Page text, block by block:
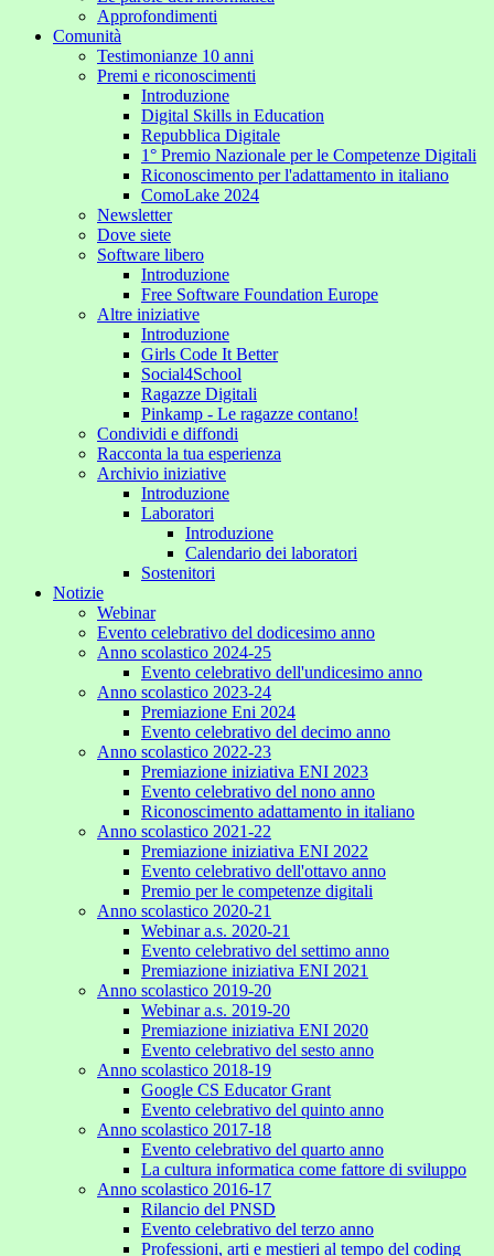
Approfondimenti
Comunità
Testimonianze 10 anni
Premi e riconoscimenti
Introduzione
Digital Skills in Education
Repubblica Digitale
1° Premio Nazionale per le Competenze Digitali
Riconoscimento per l'adattamento in italiano
ComoLake 2024
Newsletter
Dove siete
Software libero
Introduzione
Free Software Foundation Europe
Altre iniziative
Introduzione
Girls Code It Better
Social4School
Ragazze Digitali
Pinkamp - Le ragazze contano!
Condividi e diffondi
Racconta la tua esperienza
Archivio iniziative
Introduzione
Laboratori
Introduzione
Calendario dei laboratori
Sostenitori
Notizie
Webinar
Evento celebrativo del dodicesimo anno
Anno scolastico 2024-25
Evento celebrativo dell'undicesimo anno
Anno scolastico 2023-24
Premiazione Eni 2024
Evento celebrativo del decimo anno
Anno scolastico 2022-23
Premiazione iniziativa ENI 2023
Evento celebrativo del nono anno
Riconoscimento adattamento in italiano
Anno scolastico 2021-22
Premiazione iniziativa ENI 2022
Evento celebrativo dell'ottavo anno
Premio per le competenze digitali
Anno scolastico 2020-21
Webinar a.s. 2020-21
Evento celebrativo del settimo anno
Premiazione iniziativa ENI 2021
Anno scolastico 2019-20
Webinar a.s. 2019-20
Premiazione iniziativa ENI 2020
Evento celebrativo del sesto anno
Anno scolastico 2018-19
Google CS Educator Grant
Evento celebrativo del quinto anno
Anno scolastico 2017-18
Evento celebrativo del quarto anno
La cultura informatica come fattore di sviluppo
Anno scolastico 2016-17
Rilancio del PNSD
Evento celebrativo del terzo anno
Professioni, arti e mestieri al tempo del coding